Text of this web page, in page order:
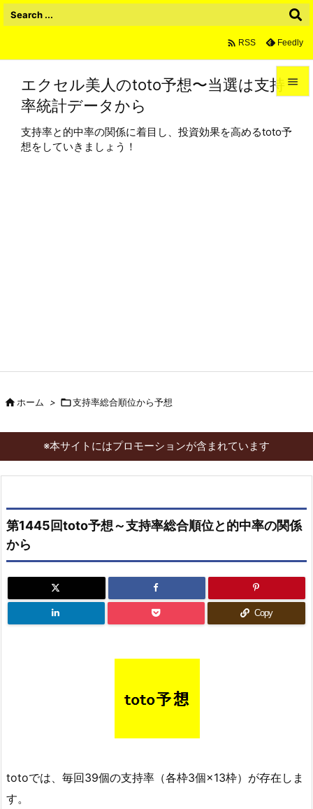
エクセル美人のtoto予想〜当選は支持
率統計データから
支持率と的中率の関係に着目し、投資効果を高めるtoto予
想をしていきましょう！

メニュ
 RSS Feedly
ホーム > 支持率総合順位から予想
※本サイトにはプロモーションが含まれています
第1445回toto予想～支持率総合順位と的中率の関係
から
Copy
totoでは、毎回39個の支持率（各枠3個×13枠）が存在しま
す。